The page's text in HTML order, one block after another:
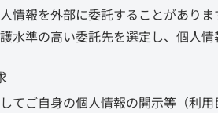
情報を外部に委託することがありま
水準の高い委託先を選定し、個人
てご自身の個人情報の開示等（利